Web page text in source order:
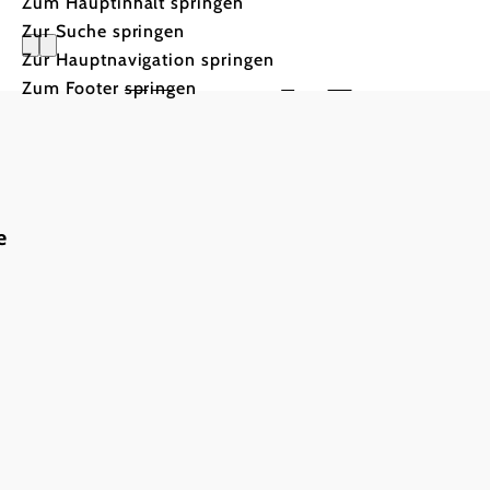
Zur Suche springen
Zur Hauptnavigation springen
Zum Footer springenHotel